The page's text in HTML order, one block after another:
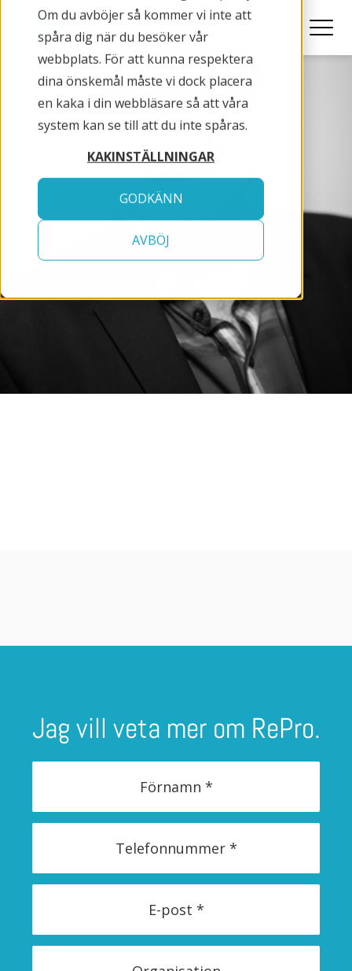
Om du avböjer så kommer vi inte att
spåra dig när du besöker vår
webbplats. För att kunna respektera
dina önskemål måste vi dock placera
en kaka i din webbläsare så att våra
system kan se till att du inte spåras.
KAKINSTÄLLNINGAR
GODKÄNN
AVBÖJ
Peter-Kempinsky
Jag vill veta mer om RePro.